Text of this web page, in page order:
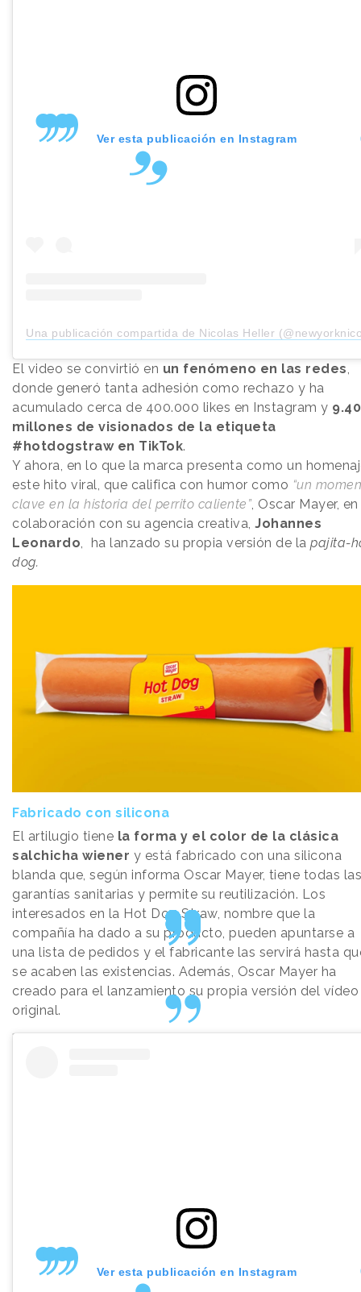
Ver esta publicación en Instagram
Una publicación compartida de Nicolas Heller
El video se convirtió en un fenómeno en las redes
donde generó tanta adhesión como rechazo y ha
acumulado cerca de 400.000 likes en Instagram y
millones de visionados de la etiqueta
#hotdogstraw en TikTok.
Y ahora, en lo que la marca presenta como un
este hito viral, que califica con humor como “un
clave en la historia del perrito caliente” , Oscar Mayer, en
colaboración con su agencia creativa, Johannes
Leonardo , ha lanzado su propia versión de la pajita-
dog.
Fabricado con silicona
El artilugio tiene la forma y el color de la clásica
salchicha wiener y está fabricado con una silicona
blanda que, según informa Oscar Mayer, tiene todas las
garantías sanitarias y permite su reutilización. Los
interesados en la Hot Dog Straw, nombre que la
compañía ha dado a su producto, pueden apuntarse a
una lista de pedidos y el fabricante las servirá hasta
se acaben las existencias. Además, Oscar Mayer ha
creado para el lanzamiento su propia versión del vídeo
original.
Ver esta publicación en Instagram